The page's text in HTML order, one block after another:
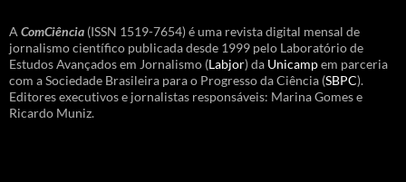
A ComCiência (ISSN 1519-7654) é uma revista digital mensal de
jornalismo científico publicada desde 1999 pelo Laboratório de
Estudos Avançados em Jornalismo (Labjor) da Unicampem parceria
com a Sociedade Brasileira para o Progresso da Ciência (SBPC).
Editores executivos e jornalistas responsáveis: Marina Gomes e
Ricardo Muniz.